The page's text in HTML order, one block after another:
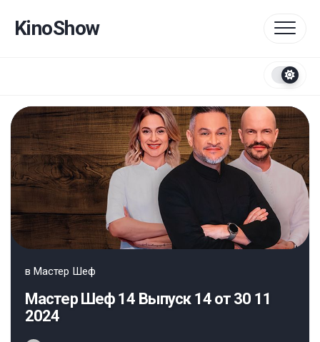
содержанию
KinoShow
в Мастер Шеф
Мастер Шеф 14 Выпуск 14 от 30 11
2024